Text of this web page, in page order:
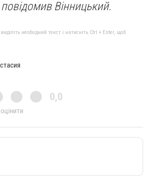
повідомив Вінницький.
необхідний текст і натисніть Ctrl + Enter, щоб
0,0